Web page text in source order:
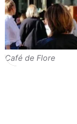
Café de Flore